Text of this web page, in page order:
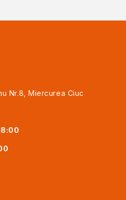
Nr.8, Miercurea Ciuc